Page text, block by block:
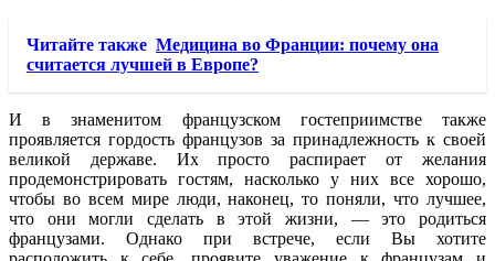
Читайте также Медицина во Франции: почему она
считается лучшей в Европе?
И в знаменитом французском гостеприимстве также
проявляется гордость французов за принадлежность к своей
великой державе. Их просто распирает от желания
продемонстрировать гостям, насколько у них все хорошо,
чтобы во всем мире люди, наконец, то поняли, что лучшее,
что они могли сделать в этой жизни, — это родиться
французами. Однако при встрече, если Вы хотите